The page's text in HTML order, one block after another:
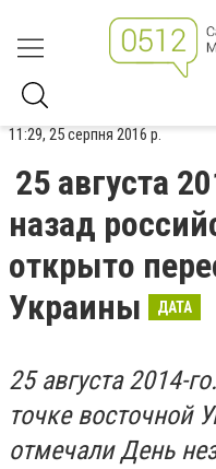
11:29, 25 серпня 2016 р.
25 августа
назад
открыто
Украины
ДАТА
25 августа 2014-
точке восточной
отмечали День